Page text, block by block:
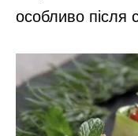
особливо після